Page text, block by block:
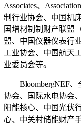
Associates、
制行业协会、中国机
国增材制制财产联盟
盟、中国仪器仪表行
工业协会、中国航天
业委员会等。
BloombergNEF、
协会、国际水电协会
阳能核心、中国光伏
心、中关村储能财产